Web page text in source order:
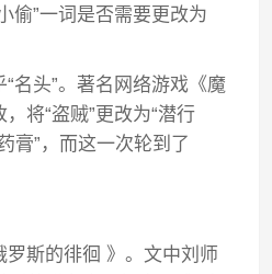
偷”一词是否需要更改为
名头”。著名网络游戏《魔
将“盗贼”更改为“潜行
膏”，而这一次轮到了
罗斯的徘徊 》。文中刘师